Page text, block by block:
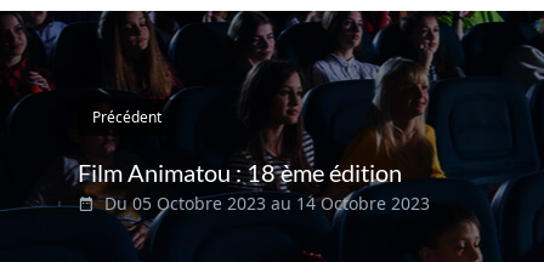
Précédent
Film Animatou : 18 ème édition
Du 05 Octobre 2023 au 14 Octobre 2023